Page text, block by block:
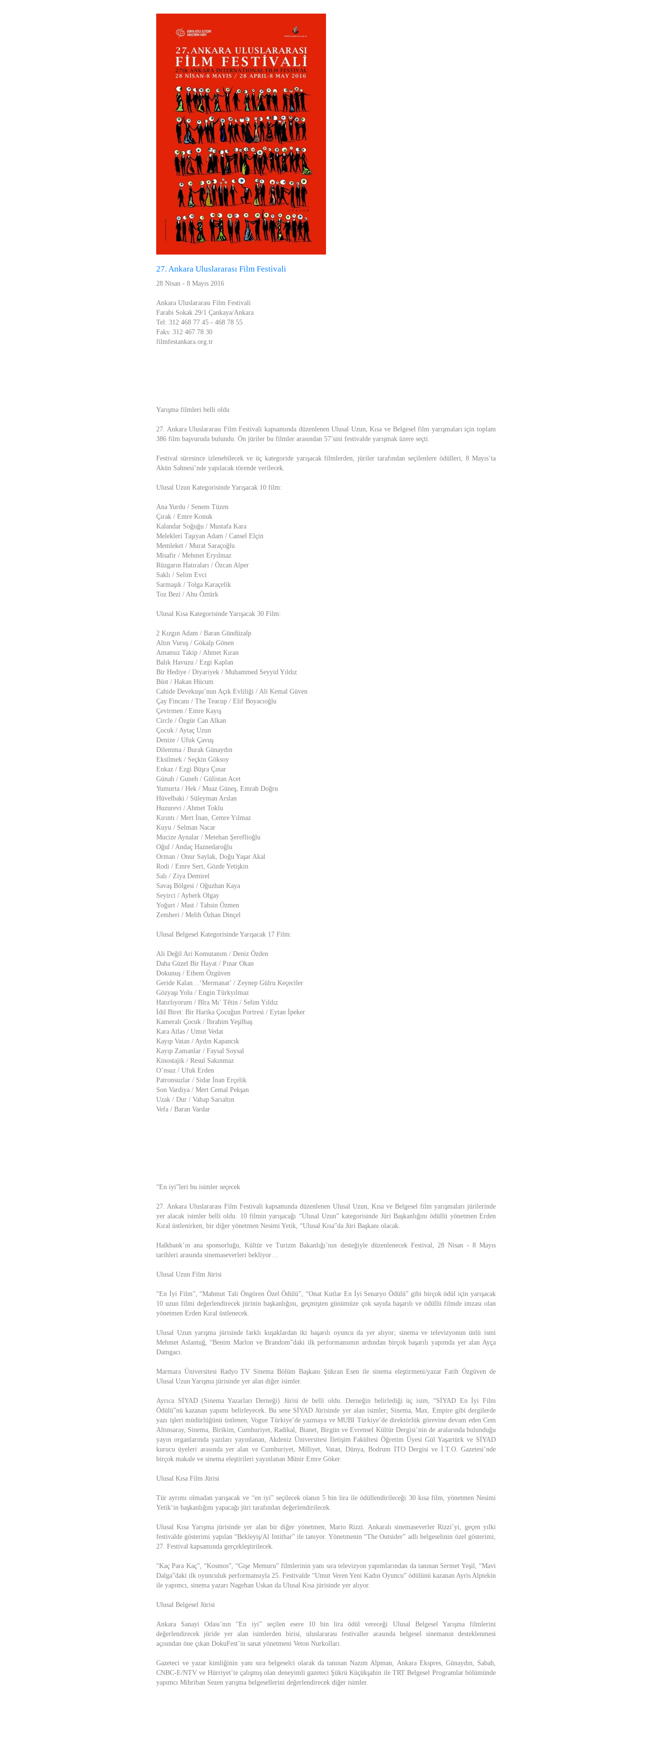
27. Ankara Uluslararası Film Festivali
28 Nisan - 8 Mayıs 2016
Ankara Uluslararası Film Festivali
Farabi Sokak 29/1 Çankaya/Ankara
Tel: 312 468 77 45 - 468 78 55
Faks: 312 467 78 30
filmfestankara.org.tr
Yarışma filmleri belli oldu
27. Ankara Uluslararası Film Festivali kapsamında düzenlenen Ulusal Uzun, Kısa ve Belgesel film yarışmaları için toplam
386 film başvuruda bulundu. Ön jüriler bu filmler arasından 57’sini festivalde yarışmak üzere seçti.
Festival süresince izlenebilecek ve üç kategoride yarışacak filmlerden, jüriler tarafından seçilenlere ödülleri, 8 Mayıs’ta
Akün Sahnesi’nde yapılacak törende verilecek.
Ulusal Uzun Kategorisinde Yarışacak 10 film:
Ana Yurdu / Senem Tüzen
Çırak / Emre Konuk
Kalandar Soğuğu / Mustafa Kara
Melekleri Taşıyan Adam / Cansel Elçin
Memleket / Murat Saraçoğlu
Misafir / Mehmet Eryılmaz
Rüzgarın Hatıraları / Özcan Alper
Saklı / Selim Evci
Sarmaşık / Tolga Karaçelik
Toz Bezi / Ahu Öztürk
Ulusal Kısa Kategorisinde Yarışacak 30 Film:
2 Kızgın Adam / Baran Gündüzalp
Altın Vuruş / Gökalp Gönen
Amansız Takip / Ahmet Kıran
Balık Havuzu / Ezgi Kaplan
Bir Hediye / Diyariyek / Muhammed Seyyid Yıldız
Büst / Hakan Hücum
Cahide Devekuşu’nun Açık Evliliği / Ali Kemal Güven
Çay Fincanı / The Teacup / Elif Boyacıoğlu
Çevirmen / Emre Kayış
Circle / Özgür Can Alkan
Çocuk / Aytaç Uzun
Denize / Ufuk Çavuş
Dilemma / Burak Günaydın
Eksilmek / Seçkin Göksoy
Enkaz / Ezgi Büşra Çınar
Günah / Guneh / Gülistan Acet
Yumurta / Hek / Muaz Güneş, Emrah Doğru
Hüvelbaki / Süleyman Arslan
Huzurevi / Ahmet Toklu
Kırıntı / Mert İnan, Cemre Yılmaz
Kuyu / Selman Nacar
Mucize Aynalar / Metehan Şereflioğlu
Oğul / Andaç Haznedaroğlu
Orman / Onur Saylak, Doğu Yaşar Akal
Rodi / Emre Sert, Gözde Yetişkin
Salı / Ziya Demirel
Savaş Bölgesi / Oğuzhan Kaya
Seyirci / Ayberk Olgay
Yoğurt / Mast / Tahsin Özmen
Zemheri / Melih Özhan Dinçel
Ulusal Belgesel Kategorisinde Yarışacak 17 Film:
Ali Değil Ari Komutanım / Deniz Özden
Daha Güzel Bir Hayat / Pınar Okan
Dokunuş / Ethem Özgüven
Geride Kalan…‘Mermanat’ / Zeynep Gülru Keçeciler
Gözyaşı Yolu / Engin Türkyılmaz
Hatırlıyorum / Bîra Mı’ Têtin / Selim Yıldız
İdil Biret: Bir Harika Çocuğun Portresi / Eytan İpeker
Kameralı Çocuk / İbrahim Yeşilbaş
Kara Atlas / Umut Vedat
Kayıp Vatan / Aydın Kapancık
Kayıp Zamanlar / Faysal Soysal
Kinostajik / Resul Sakınmaz
O’nsuz / Ufuk Erden
Patronsuzlar / Sidar İnan Erçelik
Son Vardiya / Mert Cemal Pekşan
Uzak / Dur / Vahap Sarıaltın
Vefa / Baran Vardar
“En iyi”leri bu isimler seçecek
27. Ankara Uluslararası Film Festivali kapsamında düzenlenen Ulusal Uzun, Kısa ve Belgesel film yarışmaları jürilerinde
yer alacak isimler belli oldu. 10 filmin yarışacağı “Ulusal Uzun” kategorisinde Jüri Başkanlığını ödüllü yönetmen Erden
Kıral üstlenirken, bir diğer yönetmen Nesimi Yetik, “Ulusal Kısa”da Jüri Başkanı olacak.
Halkbank’ın ana sponsorluğu, Kültür ve Turizm Bakanlığı’nın desteğiyle düzenlenecek Festival, 28 Nisan - 8 Mayıs
tarihleri arasında sinemaseverleri bekliyor…
Ulusal Uzun Film Jürisi
“En İyi Film”, “Mahmut Tali Öngören Özel Ödülü”, “Onat Kutlar En İyi Senaryo Ödülü” gibi birçok ödül için yarışacak
10 uzun filmi değerlendirecek jürinin başkanlığını, geçmişten günümüze çok sayıda başarılı ve ödüllü filmde imzası olan
yönetmen Erden Kıral üstlenecek.
Ulusal Uzun yarışma jürisinde farklı kuşaklardan iki başarılı oyuncu da yer alıyor; sinema ve televizyonun ünlü ismi
Mehmet Aslantuğ, “Benim Marlon ve Brandom”daki ilk performansının ardından birçok başarılı yapımda yer alan Ayça
Damgacı.
Marmara Üniversitesi Radyo TV Sinema Bölüm Başkanı Şükran Esen ile sinema eleştirmeni/yazar Fatih Özgüven de
Ulusal Uzun Yarışma jürisinde yer alan diğer isimler.
Ayrıca SİYAD (Sinema Yazarları Derneği) Jürisi de belli oldu. Derneğin belirlediği üç isim, “SİYAD En İyi Film
Ödülü”nü kazanan yapımı belirleyecek. Bu sene SİYAD Jürisinde yer alan isimler; Sinema, Max, Empire gibi dergilerde
yazı işleri müdürlüğünü üstlenen, Vogue Türkiye’de yazmaya ve MUBI Türkiye’de direktörlük görevine devam eden Cem
Altınsaray, Sinema, Birikim, Cumhuriyet, Radikal, Bianet, Birgün ve Evrensel Kültür Dergisi’nin de aralarında bulunduğu
yayın organlarında yazıları yayınlanan, Akdeniz Üniversitesi İletişim Fakültesi Öğretim Üyesi Gül Yaşartürk ve SİYAD
kurucu üyeleri arasında yer alan ve Cumhuriyet, Milliyet, Vatan, Dünya, Bodrum İTO Dergisi ve İ.T.O. Gazetesi’nde
birçok makale ve sinema eleştirileri yayınlanan Münir Emre Göker.
Ulusal Kısa Film Jürisi
Tür ayrımı olmadan yarışacak ve “en iyi” seçilecek olanın 5 bin lira ile ödüllendirileceği 30 kısa film, yönetmen Nesimi
Yetik‘in başkanlığını yapacağı jüri tarafından değerlendirilecek.
Ulusal Kısa Yarışma jürisinde yer alan bir diğer yönetmen, Mario Rizzi. Ankaralı sinemaseverler Rizzi’yi, geçen yılki
festivalde gösterimi yapılan “Bekleyiş/Al Intithar” ile tanıyor. Yönetmenin “The Outsider” adlı belgeselinin özel gösterimi,
27. Festival kapsamında gerçekleştirilecek.
“Kaç Para Kaç”, “Kosmos”, “Gişe Memuru” filmlerinin yanı sıra televizyon yapımlarından da tanınan Sermet Yeşil, “Mavi
Dalga”daki ilk oyunculuk performansıyla 25. Festivalde “Umut Veren Yeni Kadın Oyuncu” ödülünü kazanan Ayris Alptekin
ile yapımcı, sinema yazarı Nagehan Uskan da Ulusal Kısa jürisinde yer alıyor.
Ulusal Belgesel Jürisi
Ankara Sanayi Odası’nın “En iyi” seçilen esere 10 bin lira ödül vereceği Ulusal Belgesel Yarışma filmlerini
değerlendirecek jüride yer alan isimlerden birisi, uluslararası festivaller arasında belgesel sinemanın desteklenmesi
açısından öne çıkan DokuFest’in sanat yönetmeni Veton Nurkolları.
Gazeteci ve yazar kimliğinin yanı sıra belgeselci olarak da tanınan Nazım Alpman, Ankara Ekspres, Günaydın, Sabah,
CNBC-E/NTV ve Hürriyet’te çalışmış olan deneyimli gazeteci Şükrü Küçükşahin ile TRT Belgesel Programlar bölümünde
yapımcı Mihriban Sezen yarışma belgesellerini değerlendirecek diğer isimler.